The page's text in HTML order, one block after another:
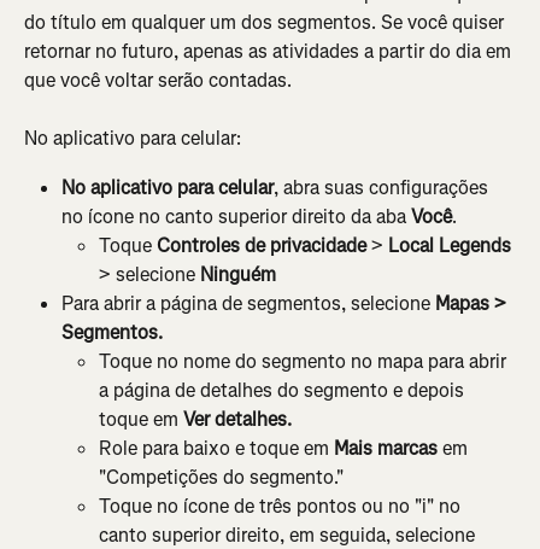
do título em qualquer um dos segmentos. Se você quiser
retornar no futuro, apenas as atividades a partir do dia em
que você voltar serão contadas.
No aplicativo para celular:
No aplicativo para celular, abra suas configurações
no ícone no canto superior direito da aba Você.
Toque Controles de privacidade > Local Legends
> selecione Ninguém
Para abrir a página de segmentos, selecione Mapas >
Segmentos.
Toque no nome do segmento no mapa para abrir
a página de detalhes do segmento e depois
toque em Ver detalhes.
Role para baixo e toque em Mais marcas em
"Competições do segmento."
Toque no ícone de três pontos ou no "i" no
canto superior direito, em seguida, selecione